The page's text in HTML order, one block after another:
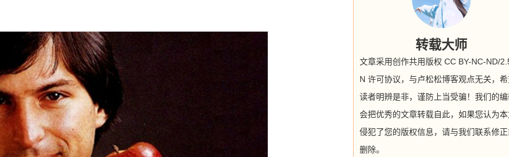
转载大师
文章采用创作共用版权 CC BY-NC-ND/
N 许可协议，与卢松松博客观点无关，
读者明辨是非，谨防上当受骗！我们的
会把优秀的文章转载自此，如果您认为
侵犯了您的版权信息，请与我们联系修
删除。